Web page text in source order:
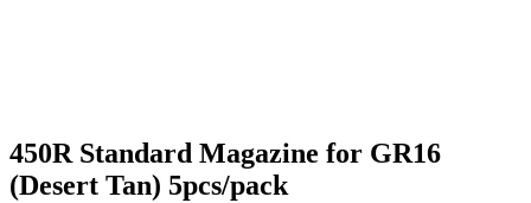
450R Standard Magazine for GR16
(Desert Tan) 5pcs/pack